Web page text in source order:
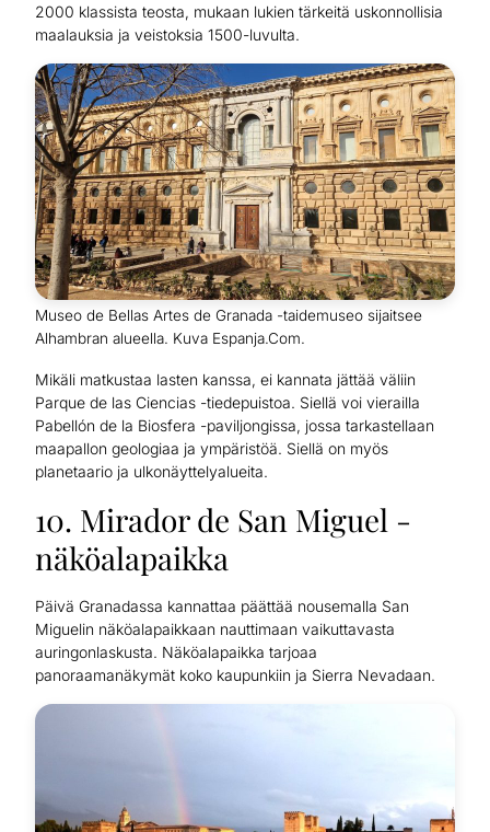
2000 klassista teosta, mukaan lukien tärkeitä uskonnollisia
maalauksia ja veistoksia 1500-luvulta.
Museo de Bellas Artes de Granada -taidemuseo sijaitsee
Alhambran alueella. Kuva Espanja.Com.
Mikäli matkustaa lasten kanssa, ei kannata jättää väliin
Parque de las Ciencias -tiedepuistoa. Siellä voi vierailla
Pabellón de la Biosfera -paviljongissa, jossa tarkastellaan
maapallon geologiaa ja ympäristöä. Siellä on myös
planetaario ja ulkonäyttelyalueita.
10. Mirador de San Miguel -
näköalapaikka
Päivä Granadassa kannattaa päättää nousemalla San
Miguelin näköalapaikkaan nauttimaan vaikuttavasta
auringonlaskusta. Näköalapaikka tarjoaa
panoraamanäkymät koko kaupunkiin ja Sierra Nevadaan.